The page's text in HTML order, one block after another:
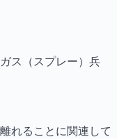
ス（スプレー）兵
れることに関連して